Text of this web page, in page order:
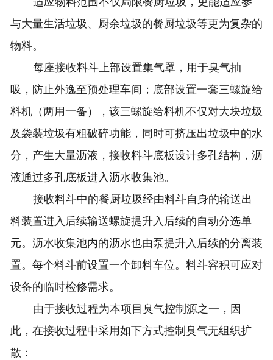
与大量生活垃圾、厨余垃圾的餐厨垃圾等更为复杂的
物料。
每座接收料斗上部设置集气罩，用于臭气抽
吸，防止外逸至预处理车间；底部设置一套三螺旋给
料机（两用一备），该三螺旋给料机不仅对大块垃圾
及袋装垃圾有粗破碎功能，同时可挤压出垃圾中的水
分，产生大量沥液，接收料斗底板设计多孔结构，沥
液通过多孔底板进入沥水收集池。
接收料斗中的餐厨垃圾经由料斗自身的输送出
料装置进入后续输送螺旋提升入后续的自动分选单
元。沥水收集池内的沥水也由泵提升入后续的分离装
置。每个料斗前设置一个卸料车位。料斗容积可应对
设备的临时检修需求。
由于接收过程为本项目臭气控制源之一，因
此，在接收过程中采用如下方式控制臭气无组织扩
散：